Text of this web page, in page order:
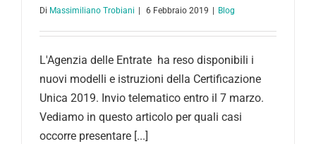
Di Massimiliano Trobiani 6 Febbraio 2019 Blog
L'Agenzia delle Entrate ha reso disponibili i
nuovi modelli e istruzioni della Certificazione
Unica 2019. Invio telematico entro il 7 marzo.
Vediamo in questo articolo per quali casi
occorre presentare [...]